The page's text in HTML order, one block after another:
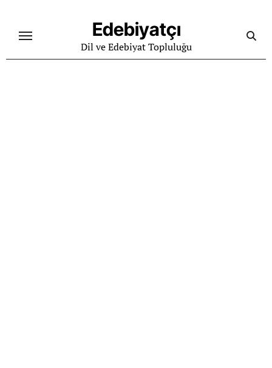
content
Edebiyatçı
Dil ve Edebiyat Topluluğu